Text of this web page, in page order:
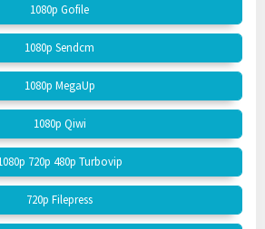
1080p Gofile
1080p Sendcm
1080p MegaUp
1080p Qiwi
720p 480p Turbovip
720p Filepress